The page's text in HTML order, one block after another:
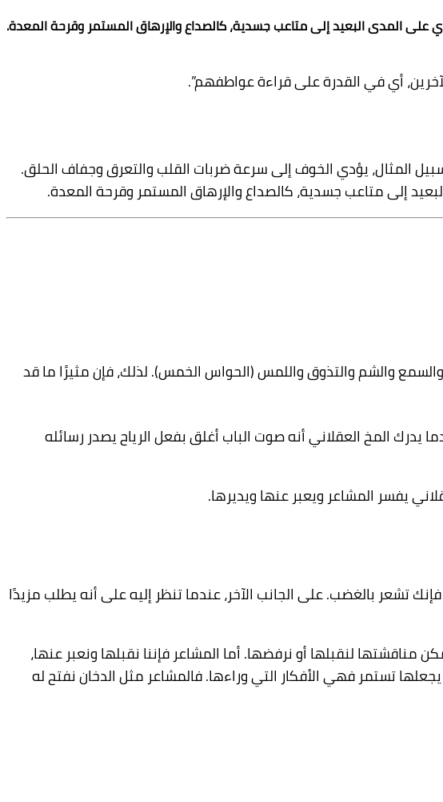
المدى البعيد إلى متاعب جسدية، كالصداع والإرهاق المستمر وقرحة المعدة.
أي في القدرة على قراءة عواطفهم”.
المثال، يؤدي الخوف إلى سرعة ضربات القلب والتعرق وجفاف الحلق.
إلى متاعب جسدية، كالصداع والإرهاق المستمر وقرحة المعدة.
والشم والتذوق واللمس (الحواس الخمس). لذلك، فإن مثيرًا ما قد
المخ العقلاني أنه صوت الباب أغلق بفعل الرياح يصدر رسائله
يفسر المشاعر ويعبر عنها ويديرها.
تشعر بالغضب. على الجانب الآخر، عندما تنظر إليه على أنه يطلب مزيدًا
لنقبلها أو نرفضها. أما المشاعر فإننا نقبلها ونعبر عنها،
تستمر فهي الأفكار التي وراءها. فالمشاعر مثل الدخان نفتح له